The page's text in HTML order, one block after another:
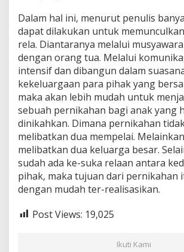
Dalam hal ini, menurut penulis
dapat dilakukan untuk
rela. Diantaranya melalui
dengan orang tua. Melalui
intensif dan dibangun dalam
kekeluargaan para pihak yang
maka akan lebih mudah untuk
sebuah pernikahan bagi anak yang
dinikahkan. Dimana pernikahan
melibatkan dua mempelai.
melibatkan dua keluarga besar.
sudah ada ke-suka relaan antara
pihak, maka tujuan dari pernikahan
dengan mudah ter-realisasikan.
Post Views: 19,025
Ikuti Kami